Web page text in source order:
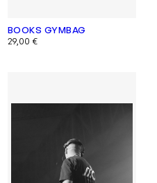
BOOKS GYMBAG
29,00€